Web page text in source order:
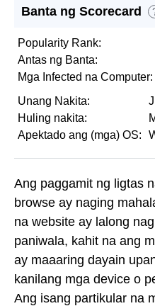
Banta ng Scorecard
Popularity Rank:
Antas ng Banta:
Mga Infected na Computer:
Unang Nakita:
Huling nakita:
Apektado ang (mga) OS:
Ang paggamit ng ligtas
browse ay naging
na website ay lalong
paniwala, kahit na ang
ay maaaring dayain
kanilang mga device o
Ang isang partikular na